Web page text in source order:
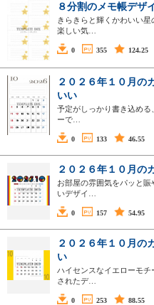
８分割のメモ帳デザ
きらきらと輝くかわいい
楽しい気…
0 355 124.25
２０２６年１０月の
いい
予定がしっかり書き込め
ーで…
0 133 46.55
２０２６年１０月の
お部屋の雰囲気をパッと
いデザイ…
0 157 54.95
２０２６年１０月の
い
ハイセンスなイエローモ
されたデ…
0 253 88.55